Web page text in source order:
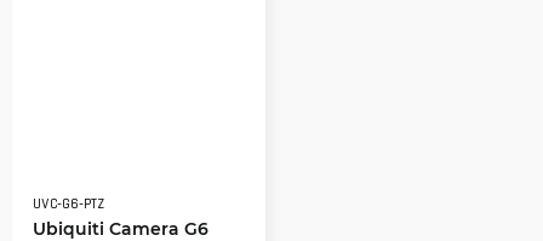
UVC-G6-PTZ
Ubiquiti Camera G6